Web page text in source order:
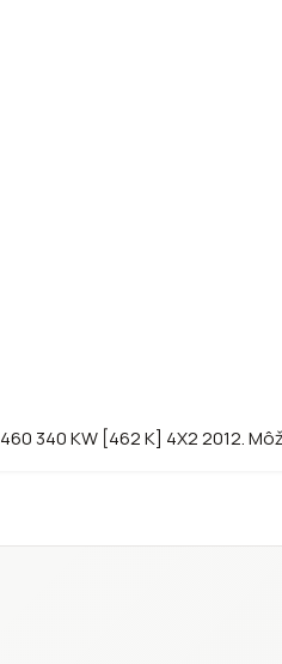
340 KW [462 K] 4X2 2012.